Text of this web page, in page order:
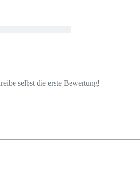
selbst die erste Bewertung!